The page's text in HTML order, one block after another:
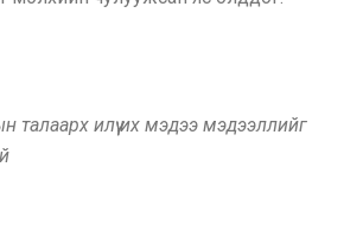
талаарх илүү их мэдээ мэдээллийг